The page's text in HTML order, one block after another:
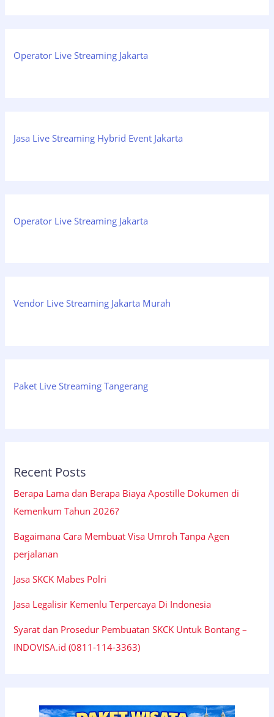
Operator Live Streaming Jakarta
Jasa Live Streaming Hybrid Event Jakarta
Operator Live Streaming Jakarta
Vendor Live Streaming Jakarta Murah
Paket Live Streaming Tangerang
Recent Posts
Berapa Lama dan Berapa Biaya Apostille Dokumen di
Kemenkum Tahun 2026?
Bagaimana Cara Membuat Visa Umroh Tanpa Agen
perjalanan
Jasa SKCK Mabes Polri
Jasa Legalisir Kemenlu Terpercaya Di Indonesia
Syarat dan Prosedur Pembuatan SKCK Untuk Bontang –
INDOVISA.id (0811-114-3363)